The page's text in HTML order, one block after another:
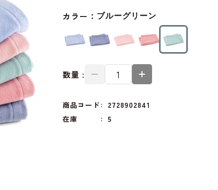
カラー： ブルーグリーン
数量 :
商品コード
2728902841
在庫
5